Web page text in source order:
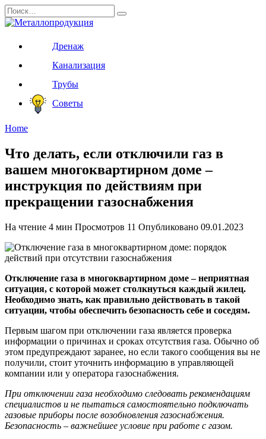
Перейти
к
содержанию
Search
for:
Дренаж
Канализация
Трубы
Советы
Home
Что делать, если отключили газ в
вашем многоквартирном доме –
инструкция по действиям при
прекращении газоснабжения
На чтение 4 мин Просмотров 11 Опубликовано 09.01.2023
Отключение газа в многоквартирном доме – неприятная
ситуация, с которой может столкнуться каждый жилец.
Необходимо знать, как правильно действовать в такой
ситуации, чтобы обеспечить безопасность себе и соседям.
Первым шагом при отключении газа является проверка
информации о причинах и сроках отсутствия газа. Обычно об
этом предупреждают заранее, но если такого сообщения вы не
получили, стоит уточнить информацию в управляющей
компании или у оператора газоснабжения.
При отключении газа необходимо следовать рекомендациям
специалистов и не пытаться самостоятельно подключать
газовые приборы после возобновления газоснабжения.
Безопасность – важнейшее условие при работе с газом.